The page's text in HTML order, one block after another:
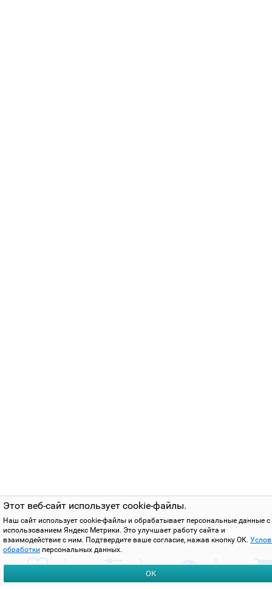
Этот веб-сайт использует cookie-файлы.
Наш сайт использует cookie-файлы и обрабатывает персональные данные с
использованием Яндекс Метрики. Это улучшает работу сайта и
взаимодействие с ним. Подтвердите ваше согласие, нажав кнопку ОК.
обработки персональных данных.
ОК